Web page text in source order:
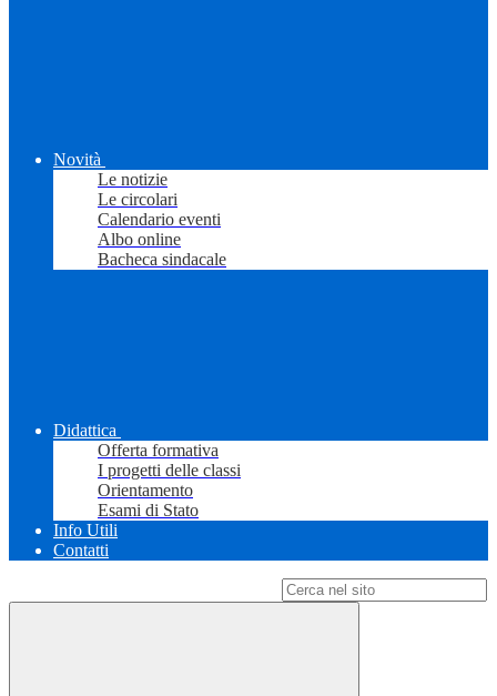
Novità
Le notizie
Le circolari
Calendario eventi
Albo online
Bacheca sindacale
Didattica
Offerta formativa
I progetti delle classi
Orientamento
Esami di Stato
Info Utili
Contatti